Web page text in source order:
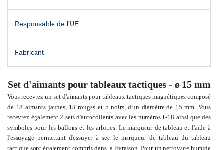
Responsable de l'UE
Fabricant
Set d'aimants pour tableaux tactiques - ø 15 mm
Vousrecevrez un set d'aimants pour tableaux tactiques magnétiques composé
de 18 aimants jaunes, 18 rouges et 5 noirs, d'un diamètre de 15 mm. Vous
recevrez également 2 sets d'autocollants avec les numéros 1-18 ainsi que des
symboles pour les ballons et les arbitres. Le marqueur de tableau et l'aide à
l'essuyage permettant d'essuyer à sec le marqueur de tableau du tableau
tactique sont également compris dans la livraison. Pour un nettoyage humide